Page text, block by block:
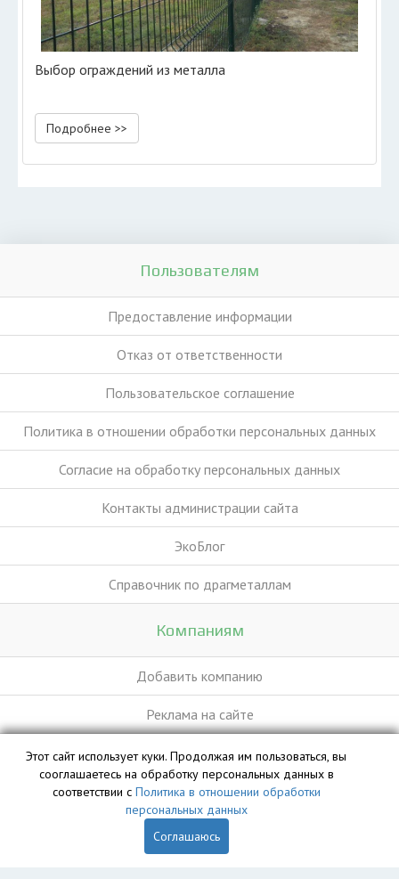
Выбор ограждений из металла
Подробнее >>
Пользователям
Предоставление информации
Отказ от ответственности
Пользовательское соглашение
Политика в отношении обработки персональных данных
Согласие на обработку персональных данных
Контакты администрации сайта
ЭкоБлог
Справочник по драгметаллам
Компаниям
Добавить компанию
Реклама на сайте
База данных сайта vyvoz.org является интеллектуальной
собственностью ООО «Профит» и охраняется законом.
Этот сайт использует куки. Продолжая им пользоваться, вы
сооглашаетесь на обработку персональных данных в
соответствии с Политика в отношении обработки
персональных данных
Соглашаюсь